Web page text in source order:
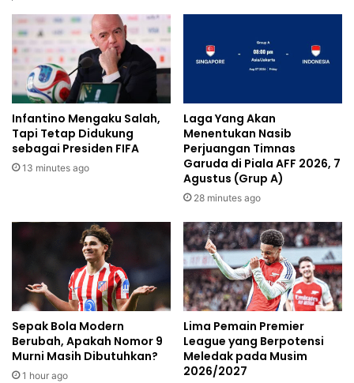
Infantino Mengaku Salah,
Tapi Tetap Didukung
sebagai Presiden FIFA
13 minutes ago
Laga Yang Akan
Menentukan Nasib
Perjuangan Timnas
Garuda di Piala AFF 2026, 7
Agustus (Grup A)
28 minutes ago
Sepak Bola Modern
Berubah, Apakah Nomor 9
Murni Masih Dibutuhkan?
1 hour ago
Lima Pemain Premier
League yang Berpotensi
Meledak pada Musim
2026/2027